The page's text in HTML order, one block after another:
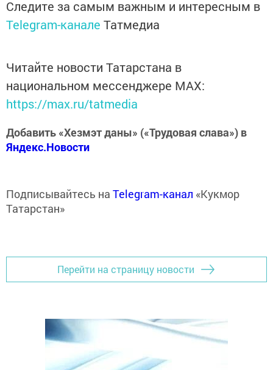
Следите за самым важным и интересным в
Telegram-канале Татмедиа
Читайте новости Татарстана в
национальном мессенджере MАХ:
https://max.ru/tatmedia
Добавить «Хезмэт даны» («Трудовая слава») в
Яндекс.Новости
Подписывайтесь на Telegram-канал «Кукмор
Татарстан»
Перейти на страницу новости